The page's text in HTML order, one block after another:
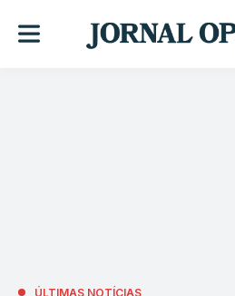
ÚLTIMAS NOTÍCIAS